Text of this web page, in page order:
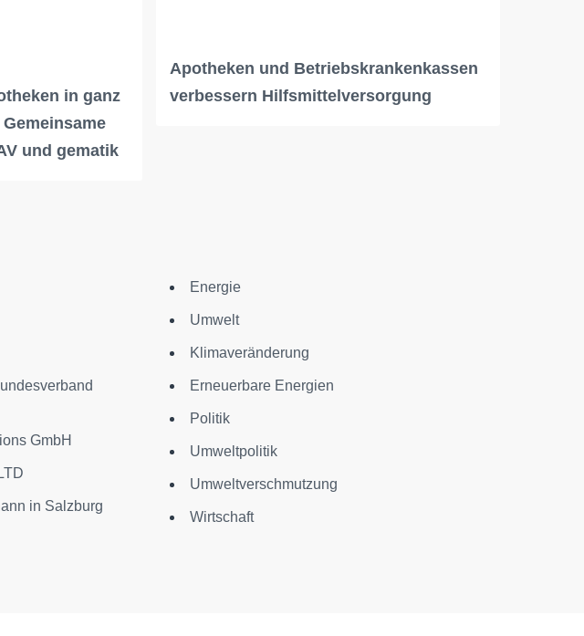
in ganz
und gematik
Apotheken und Betriebskrankenkassen
verbessern Hilfsmittelversorgung
GmbH
in Salzburg
Energie
Umwelt
Klimaveränderung
Erneuerbare Energien
Politik
Umweltpolitik
Umweltverschmutzung
Wirtschaft